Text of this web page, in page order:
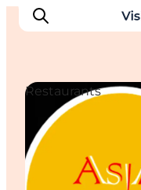
Inspirations
Destinations
Quoi faire
Restaurants